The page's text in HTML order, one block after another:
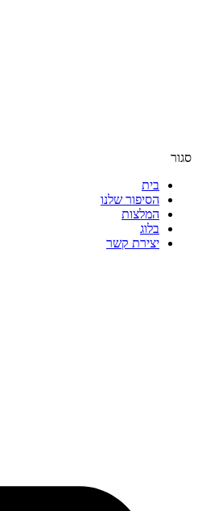
סגור
בית
הסיפור שלנו
המלצות
בלוג
יצירת קשר